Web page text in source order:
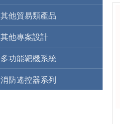
選購品
大力神 J系列
其他貿易類產品
其他專案設計
多功能靶機系統
消防遙控器系列